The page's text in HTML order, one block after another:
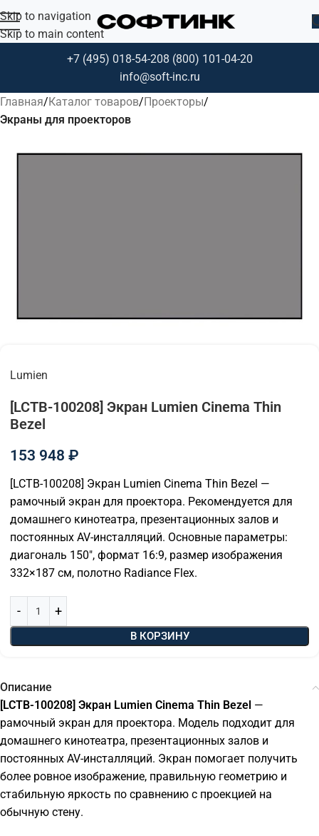
Skip to navigation
Skip to main content
+7 (495) 018-54-208 (800) 101-04-20
info@soft-inc.ru
Главная Каталог товаров Проекторы
Экраны для проекторов
Lumien
[LCTB-100208] Экран Lumien Cinema Thin
Bezel
153 948 ₽
[LCTB-100208] Экран Lumien Cinema Thin Bezel —
рамочный экран для проектора. Рекомендуется для
домашнего кинотеатра, презентационных залов и
постоянных AV-инсталляций. Основные параметры:
диагональ 150″, формат 16:9, размер изображения
332×187 см, полотно Radiance Flex.
В КОРЗИНУ
Описание
[LCTB-100208] Экран Lumien Cinema Thin Bezel —
рамочный экран для проектора. Модель подходит для
домашнего кинотеатра, презентационных залов и
постоянных AV-инсталляций. Экран помогает получить
более ровное изображение, правильную геометрию и
стабильную яркость по сравнению с проекцией на
обычную стену.